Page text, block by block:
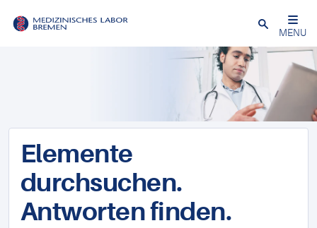
Schließen
MENU
Elemente
durchsuchen.
Antworten finden.